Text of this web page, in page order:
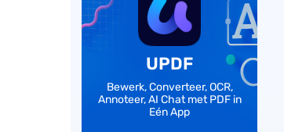
UPDF
Bewerk, Converteer, OCR,
Annoteer, AI Chat met PDF in
Eén App